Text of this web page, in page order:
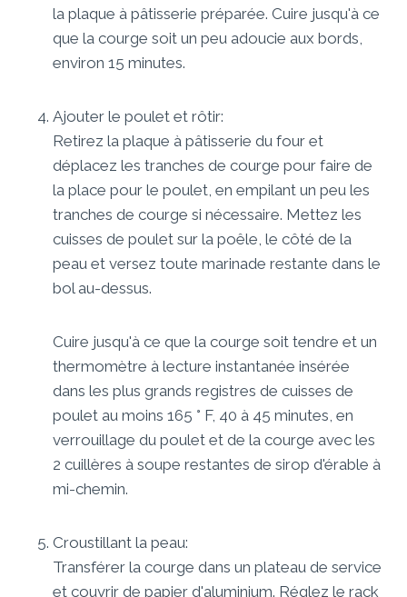
la plaque à pâtisserie préparée. Cuire jusqu'à ce
que la courge soit un peu adoucie aux bords,
environ 15 minutes.
Ajouter le poulet et rôtir:
Retirez la plaque à pâtisserie du four et
déplacez les tranches de courge pour faire de
la place pour le poulet, en empilant un peu les
tranches de courge si nécessaire. Mettez les
cuisses de poulet sur la poêle, le côté de la
peau et versez toute marinade restante dans le
bol au-dessus.
Cuire jusqu'à ce que la courge soit tendre et un
thermomètre à lecture instantanée insérée
dans les plus grands registres de cuisses de
poulet au moins 165 ° F, 40 à 45 minutes, en
verrouillage du poulet et de la courge avec les
2 cuillères à soupe restantes de sirop d'érable à
mi-chemin.
Croustillant la peau:
Transférer la courge dans un plateau de service
et couvrir de papier d'aluminium. Réglez le rack